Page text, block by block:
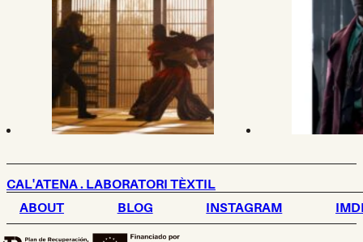
CAL'ATENA . LABORATORI TÈXTIL
ABOUT
BLOG INSTAGRAM